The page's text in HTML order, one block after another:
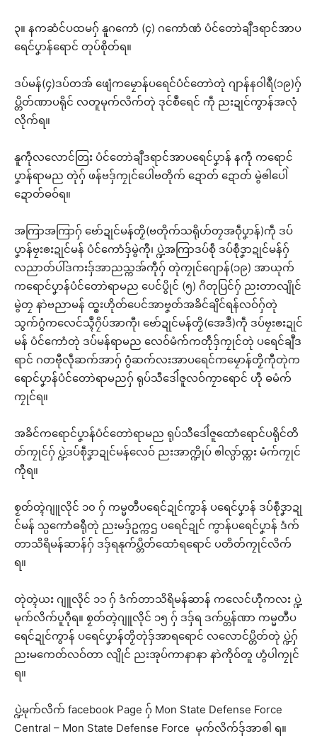
၃။ နကဆံင်ပထမဂှ် နူဂကောံ (၄) ဂကောံဏံ ပံင်တောဲချဳဒရာင်အာပ
ရေင်ပၞာန်ရောင် တုပ်စိုတ်ရ။
ဒပ်မန်(၄)ဒပ်တအ် ဖျေံကမၠောန်ပရေင်ပံင်တောဲတုဲ ဂျာန်နဝါရဳ(၁၉)ဂှ်
ပ္တိတ်ဏာပရိုင် လတူမုက်လိက်တုဲ ဒုင်စဳရေင် ကဵု ညးဍုင်ကွာန်အလုံ
လိုက်ရ။
နူကဵုလလောင်တြး ပံင်တောဲချဳဒရာင်အာပရေင်ပၞာန် နကဵု ကရောင်
ပၞာန်ရာမည တုဲဂှ် ဖန်ဗဒှ်ကၠုင်ပေါဲဗတိုက် ဍောတ် ဍောတ် မွဲၜါပေါဲ
ဍောတ်ဓဝ်ရ။
အကြာအကြာဂှ် ဗော်ဍုင်မန်တၟိ(ဗတိုက်သရိုဟ်တၠအဝဵုပၞာန်)ကဵု ဒပ်
ပၞာန်ဗၠးၜးဍုင်မန် ပံင်ကောံဒှ်မွဲကီု၊ ပ္ဍဲအကြာဒပ်စဵု ဒပ်စဵုဒၞာဍုင်မန်ဂှ်
လညာတ်ပါ်ဒကးဒှ်အာညသ္ကအ်ကီုဂှ် တုဲကၠုင်ဂျောန်(၁၉) အာယုက်
ကရောင်ပၞာန်ပံင်တောဲရာမည ပေင်ပွိုင် (၅) ဂိတုပြင်ဂှ် ညးတာလျိုင်
မွဲတၠ နာဲဗညာမန် ထ္ၜးဟိုတ်ပေင်အာဗၞတ်အခိင်ချိင်ရန်လဝ်ဂှ်တုဲ
သွက်ဂွံကလေင်သ္ၚဳဂၠိပ်အာကီု၊ ဗော်ဍုင်မန်တၟိ(အေဒဳ)ကဵု ဒပ်ဗၠးၜးဍုင်
မန် ပံင်ကောံတုဲ ဒပ်မန်ရာမည လေဝ်မံက်ကတဵုဒှ်ကၠုင်တုဲ ပရေင်ချဳဒ
ရာင် ဂတဗီုလဵုဆက်အာဂှ် ဂွံဆက်လးအာပရေင်ကမၠောန်တၟိကီုတုဲက
ရောင်ပၞာန်ပံင်တောဲရာမညဂှ် ရုပ်သီဒေါံဇူလဝ်ကၠာရောင် ဟီု ဓမံက်
ကၠုင်ရ။
အခိင်ကရောင်ပၞာန်ပံင်တောဲရာမည ရုပ်သီဒေါံဇူထောံရောင်ပရိုင်တိ
တ်ကၠုင်ဂှ် ပ္ဍဲဒပ်စဵုဒၞာဍုင်မန်လေဝ် ညးအာက္ဍိုပ် ၜါလ္ပာ်ထ္ကး မံက်ကၠုင်
ကီုရ။
စၟတ်တ္ၚဲဂျူလိုင် ၁၀ ဂှ် ကမ္မတဳပရေင်ဍုင်ကွာန် ပရေင်ပၞာန် ဒပ်စဵုဒၞာဍု
င်မန် သ္ပကောံဓရီုတုဲ ညးမဒှ်ဥက္ကဌ ပရေင်ဍုင် ကွာန်ပရေင်ပၞာန် ဒံက်
တာသိရိမန်ဆာန်ဂှ် ဒဒှ်ရနုက်ပ္တိတ်ထောံရရောင် ပတိတ်ကၠုင်လိက်
ရ။
တုဲတ္ၚဲယး ဂျူလိုင် ၁၁ ဂှ် ဒံက်တာသိရိမန်ဆာန် ကလေင်ဟီုကလး ပ္ဍဲ
မုက်လိက်ပူဂဵုရ။ စၟတ်တ္ၚဲဂျူလိုင် ၁၅ ဂှ် ဒဒှ်ရ ဒက်ပ္တန်ဏာ ကမ္မတဳပ
ရေင်ဍုင်ကွာန် ပရေင်ပၞာန်တၟိတုဲဒှ်အာရရောင် လလောင်ပ္တိတ်တုဲ ပ္ဍဲဂှ်
ညးမကေတ်လဝ်တာ လျိုင် ညးအုပ်ကာနာနာ နာဲကိုဝ်တူ ဟွံပါကၠုင်
ရ။
ပ္ဍဲမုက်လိက် facebook Page ဂှ် Mon State Defense Force
Central – Mon State Defense Force မုက်လိက်ဒှ်အာၜါ ရ။